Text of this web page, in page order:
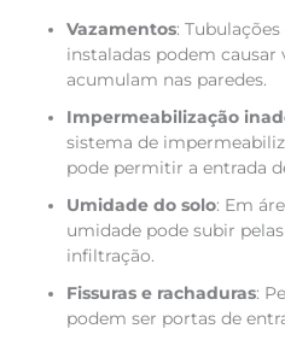
Vazamentos:
instaladas podem causar
acumulam nas paredes.
Impermeabilização
sistema de
pode permitir a entrada
Umidade do solo: Em
umidade pode subir
infiltração.
Fissuras e rachaduras:
podem ser portas de